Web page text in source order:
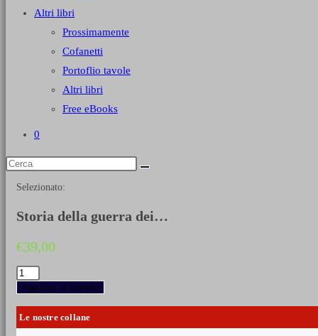
Altri libri
Prossimamente
Cofanetti
Portoflio tavole
Altri libri
Free eBooks
0
Selezionato:
Storia della guerra dei…
€39,00
Storia
della
guerra
dei
trent'anni
Aggiungi al carrello
Le nostre collane